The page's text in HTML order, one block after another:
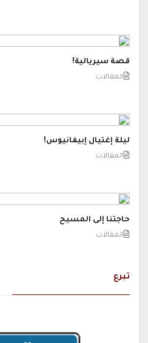
قصة سيريالية!
المقالات
ليلة إغتيال إبيفانيوس!
المقالات
حاجتنا إلى المسيح
المقالات
تبرع